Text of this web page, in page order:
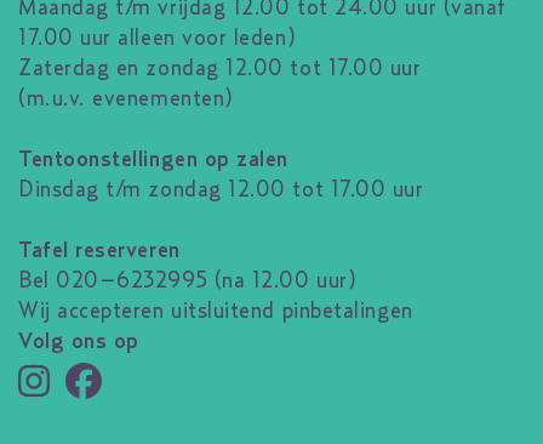
Maandag t/m vrijdag 12.00 tot 24.00 uur (vanaf
17.00 uur alleen voor leden)
Zaterdag en zondag 12.00 tot 17.00 uur
(m.u.v. evenementen)
Tentoonstellingen op zalen
Dinsdag t/m zondag 12.00 tot 17.00 uur
Tafel reserveren
Bel 020–6232995 (na 12.00 uur)
Wij accepteren uitsluitend pinbetalingen
Volg ons op